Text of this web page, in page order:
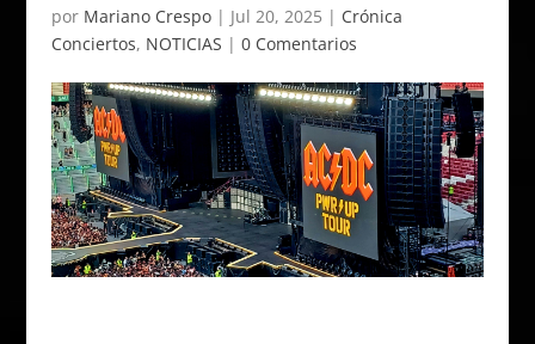
por Mariano Crespo| Jul 20, 2025 | Crónica
Conciertos, NOTICIAS | 0 Comentarios